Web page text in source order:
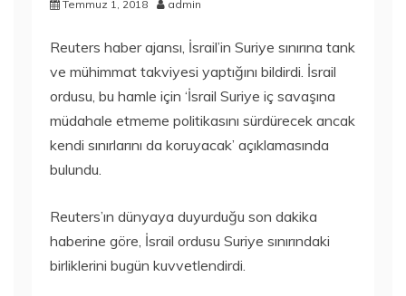
Temmuz 1, 2018 admin
Reuters haber ajansı, İsrail’in Suriye sınırına tank
ve mühimmat takviyesi yaptığını bildirdi. İsrail
ordusu, bu hamle için ‘İsrail Suriye iç savaşına
müdahale etmeme politikasını sürdürecek ancak
kendi sınırlarını da koruyacak’ açıklamasında
bulundu.
Reuters’ın dünyaya duyurduğu son dakika
haberine göre, İsrail ordusu Suriye sınırındaki
birliklerini bugün kuvvetlendirdi.